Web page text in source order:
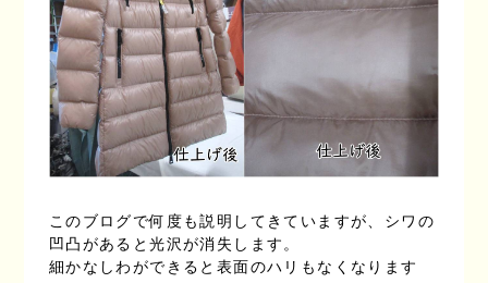
このブログで何度も説明してきていますが、シワの
凹凸があると光沢が消失します。
細かなしわができると表面のハリもなくなります